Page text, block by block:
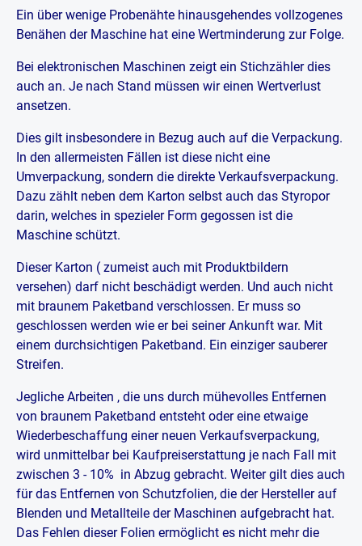
Ein über wenige Probenähte hinausgehendes vollzogenes
Benähen der Maschine hat eine Wertminderung zur Folge.
Bei elektronischen Maschinen zeigt ein Stichzähler dies
auch an. Je nach Stand müssen wir einen Wertverlust
ansetzen.
Dies gilt insbesondere in Bezug auch auf die Verpackung.
In den allermeisten Fällen ist diese nicht eine
Umverpackung, sondern die direkte Verkaufsverpackung.
Dazu zählt neben dem Karton selbst auch das Styropor
darin, welches in spezieler Form gegossen ist die
Maschine schützt.
Dieser Karton ( zumeist auch mit Produktbildern
versehen) darf nicht beschädigt werden. Und auch nicht
mit braunem Paketband verschlossen. Er muss so
geschlossen werden wie er bei seiner Ankunft war. Mit
einem durchsichtigen Paketband. Ein einziger sauberer
Streifen.
Jegliche Arbeiten , die uns durch mühevolles Entfernen
von braunem Paketband entsteht oder eine etwaige
Wiederbeschaffung einer neuen Verkaufsverpackung,
wird unmittelbar bei Kaufpreiserstattung je nach Fall mit
zwischen 3 - 10% in Abzug gebracht. Weiter gilt dies auch
für das Entfernen von Schutzfolien, die der Hersteller auf
Blenden und Metallteile der Maschinen aufgebracht hat.
Das Fehlen dieser Folien ermöglicht es nicht mehr die